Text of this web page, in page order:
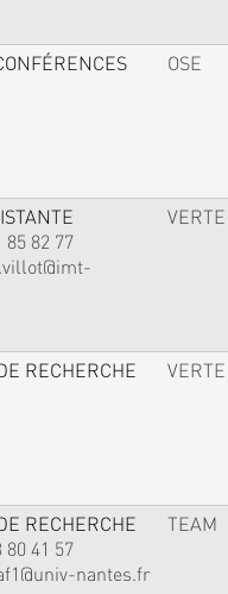
OSE
85 82 77
VERTE
RECHERCHE VERTE
RECHERCHE
80 41 57
nantes.fr
TEAM